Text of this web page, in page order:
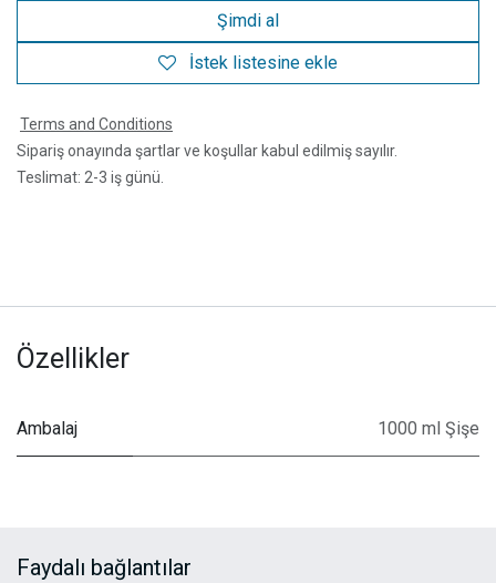
Şimdi al
İstek listesine ekle
Terms and Conditions
Sipariş onayında şartlar ve koşullar kabul edilmiş sayılır.
Teslimat: 2-3 iş günü.
Özellikler
Ambalaj 1000 ml Şişe
Faydalı bağlantılar